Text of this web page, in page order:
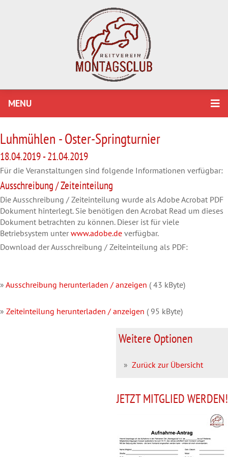
MENU
Luhmühlen - Oster-Springturnier
18.04.2019 - 21.04.2019
Für die Veranstaltungen sind folgende Informationen verfügbar:
Ausschreibung / Zeiteinteilung
Die Ausschreibung / Zeiteinteilung wurde als Adobe Acrobat PDF
Dokument hinterlegt. Sie benötigen den Acrobat Read um dieses
Dokument betrachten zu können. Dieser ist für viele
Betriebsystem unter www.adobe.de verfügbar.
Download der Ausschreibung / Zeiteinteilung als PDF:
» Ausschreibung herunterladen / anzeigen ( 43 kByte)
» Zeiteinteilung herunterladen / anzeigen ( 95 kByte)
Weitere Optionen
» Zurück zur Übersicht
JETZT MITGLIED WERDEN!